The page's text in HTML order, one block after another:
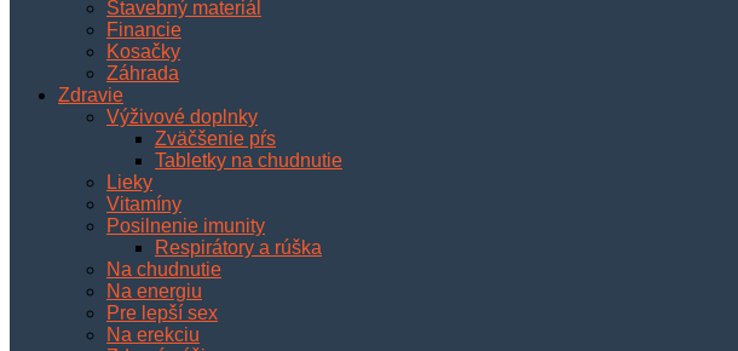
Stavebný materiál
Financie
Kosačky
Záhrada
Zdravie
Výživové doplnky
Zväčšenie pŕs
Tabletky na chudnutie
Lieky
Vitamíny
Posilnenie imunity
Respirátory a rúška
Na chudnutie
Na energiu
Pre lepší sex
Na erekciu